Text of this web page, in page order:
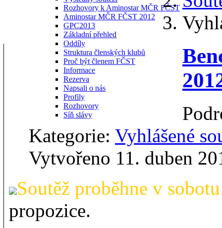
Rozhovory k Aminostar MČR FČST
Aminostar MČR FČST 2012
GPC2013
Základní přehled
Oddíly
Struktura členských klubů
Proč být členem FČST
Informace
Rezerva
Napsali o nás
Profily
Rozhovory
Síň slávy
Kategorie: Vyhlášené
Vytvořeno 11. duben
Soutěž proběhne v
propozice.